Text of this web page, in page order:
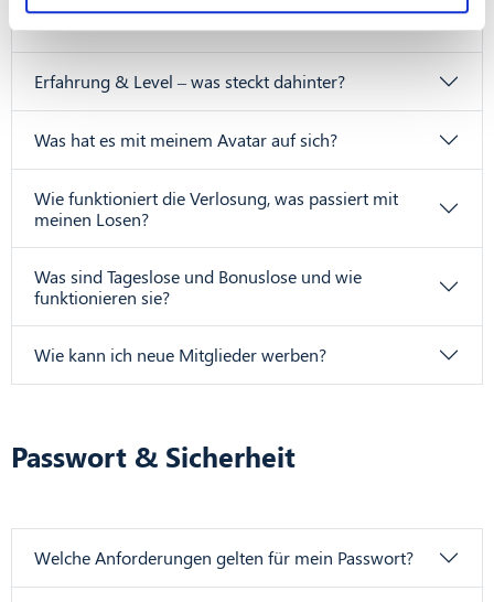
Partner führen diese Informationen möglicherweise mit
gesammelt haben.
Erfahrung & Level – was steckt dahinter?
Was hat es mit meinem Avatar auf sich?
Wie funktioniert die Verlosung, was passiert mit
meinen Losen?
Was sind Tageslose und Bonuslose und wie
funktionieren sie?
Wie kann ich neue Mitglieder werben?
Passwort & Sicherheit
Welche Anforderungen gelten für mein Passwort?